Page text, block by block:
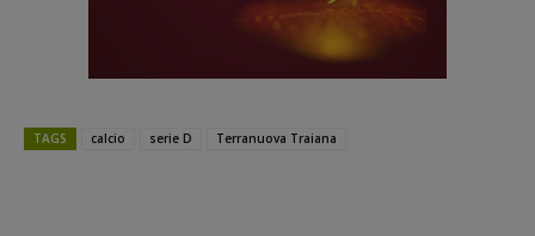
TAGS calcio serie D Terranuova Traiana